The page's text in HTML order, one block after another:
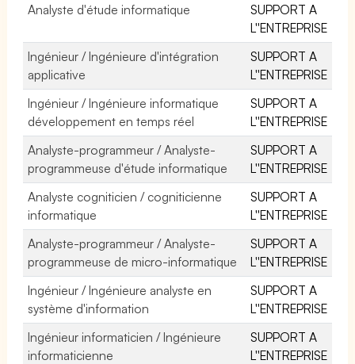
Analyste d'étude informatique
SUPPORT A
L''ENTREPRISE
Ingénieur / Ingénieure d'intégration
applicative
SUPPORT A
L''ENTREPRISE
Ingénieur / Ingénieure informatique
développement en temps réel
SUPPORT A
L''ENTREPRISE
Analyste-programmeur / Analyste-
programmeuse d'étude informatique
SUPPORT A
L''ENTREPRISE
Analyste cogniticien / cogniticienne
informatique
SUPPORT A
L''ENTREPRISE
Analyste-programmeur / Analyste-
programmeuse de micro-informatique
SUPPORT A
L''ENTREPRISE
Ingénieur / Ingénieure analyste en
système d'information
SUPPORT A
L''ENTREPRISE
Ingénieur informaticien / Ingénieure
informaticienne
SUPPORT A
L''ENTREPRISE